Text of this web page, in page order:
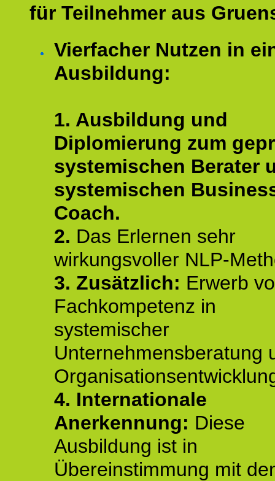
für Teilnehmer aus
Vierfacher Nutzen in
Ausbildung:
1. Ausbildung und
Diplomierung zum
systemischen Berater
systemischen
Coach.
2. Das Erlernen sehr
wirkungsvoller NLP-
3. Zusätzlich: Erwerb
Fachkompetenz in
systemischer
Unternehmensberatung
4. Internationale
Anerkennung: Diese
Ausbildung ist in
Übereinstimmung mit